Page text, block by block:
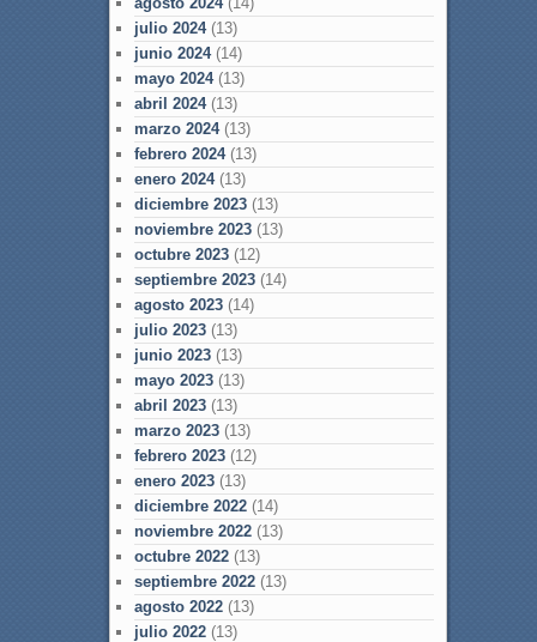
julio 2024(13)
junio 2024(14)
mayo 2024(13)
abril 2024(13)
marzo 2024(13)
febrero 2024(13)
enero 2024(13)
diciembre 2023(13)
noviembre 2023(13)
octubre 2023(12)
septiembre 2023(14)
agosto 2023(14)
julio 2023(13)
junio 2023(13)
mayo 2023(13)
abril 2023(13)
marzo 2023(13)
febrero 2023(12)
enero 2023(13)
diciembre 2022(14)
noviembre 2022(13)
octubre 2022(13)
septiembre 2022(13)
agosto 2022(13)
julio 2022(13)